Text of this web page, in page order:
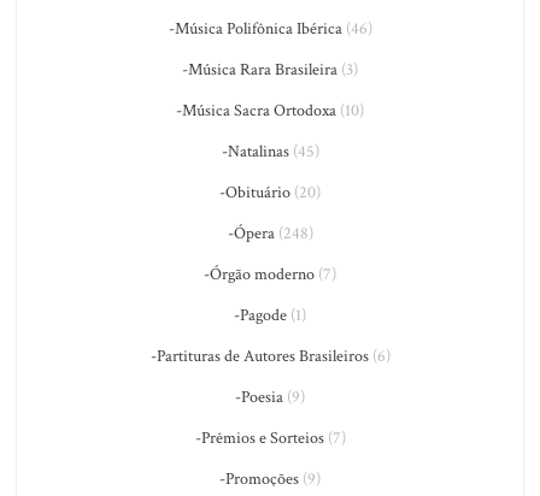
-Música Polifônica Ibérica(46)
-Música Rara Brasileira (3)
-Música Sacra Ortodoxa (10)
-Natalinas(45)
-Obituário (20)
-Ópera(248)
-Órgão moderno (7)
-Pagode (1)
-Partituras de Autores Brasileiros(6)
-Poesia (9)
-Prêmios e Sorteios(7)
-Promoções (9)